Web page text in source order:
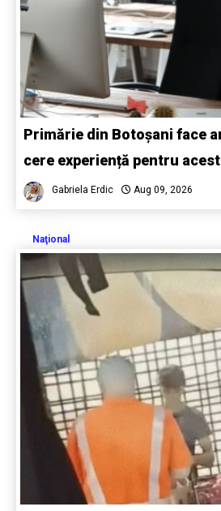
Primărie din Botoșani face
cere experiență pentru
Gabriela Erdic Aug 09, 2026
Naţional